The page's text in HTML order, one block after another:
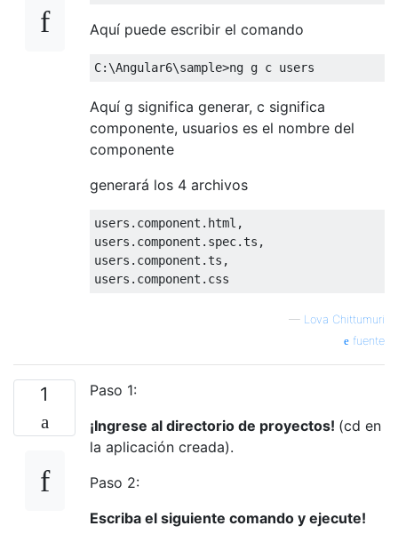
Aquí puede escribir el comando
Aquí g significa generar, c significa
componente, usuarios es el nombre del
componente
generará los 4 archivos
users.component.html,
users.component.spec.ts,
users.component.ts,
— Lova Chittumuri
fuente
1
Paso 1:
¡Ingrese al directorio de proyectos! (cd en
la aplicación creada).
Paso 2:
Escriba el siguiente comando y ejecute!